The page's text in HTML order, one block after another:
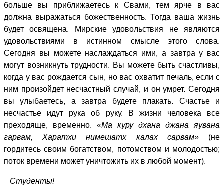
больше вы приближаетесь к Свами, тем ярче в вас
должна выражаться божественность. Тогда ваша жизнь
будет освящена. Мирские удовольствия не являются
удовольствиями в истинном смысле этого слова.
Сегодня вы можете наслаждаться ими, а завтра у вас
могут возникнуть трудности. Вы можете быть счастливы,
когда у вас рождается сын, но вас охватит печаль, если с
ним произойдет несчастный случай, и он умрет. Сегодня
вы улыбаетесь, а завтра будете плакать. Счастье и
несчастье идут рука об руку. В жизни человека все
преходяще, временно. «Ма куру дхана джана яувана
гарвам, Харатхи нимешатх калах сарвам» (не
гордитесь своим богатством, потомством и молодостью;
поток времени может уничтожить их в любой момент).
Студенты!